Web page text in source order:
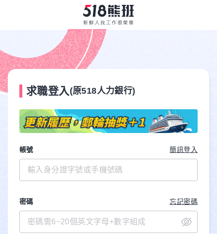
求職登入 (原518人力銀行)
帳號 簡訊登入
密碼 忘記密碼